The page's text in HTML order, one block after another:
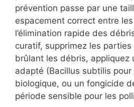
prévention passe par une
espacement correct entre
l’élimination rapide des
curatif, supprimez les
brûlant les débris, appliquez
adapté (Bacillus subtilis pour
biologique, ou un fongicide
période sensible pour les